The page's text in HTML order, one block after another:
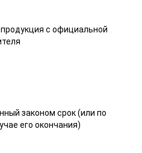
с официальной
законом срок (или по
его окончания)